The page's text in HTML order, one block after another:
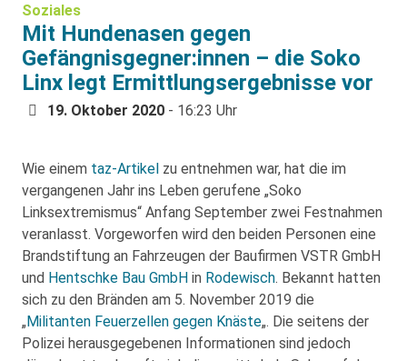
Soziales
Mit Hundenasen gegen
Gefängnisgegner:innen – die Soko
Linx legt Ermittlungsergebnisse vor
19. Oktober 2020 - 16:23 Uhr
Wie einem taz-Artikel zu entnehmen war, hat die im
vergangenen Jahr ins Leben gerufene „Soko
Linksextremismus“ Anfang September zwei Festnahmen
veranlasst. Vorgeworfen wird den beiden Personen eine
Brandstiftung an Fahrzeugen der Baufirmen VSTR GmbH
und Hentschke Bau GmbH in Rodewisch. Bekannt hatten
sich zu den Bränden am 5. November 2019 die
„Militanten Feuerzellen gegen Knäste„. Die seitens der
Polizei herausgegebenen Informationen sind jedoch